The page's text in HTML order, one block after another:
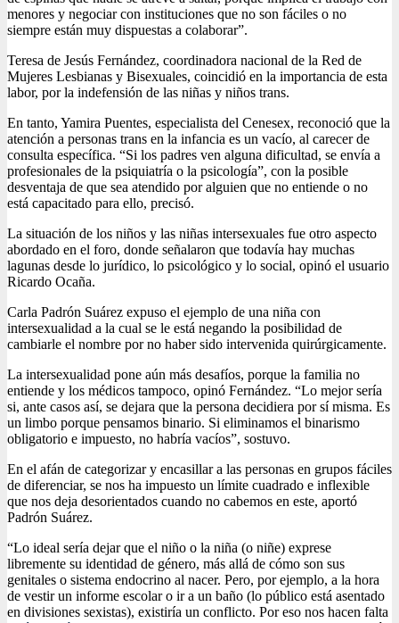
menores y negociar con instituciones que no son fáciles o no
siempre están muy dispuestas a colaborar”.
Teresa de Jesús Fernández, coordinadora nacional de la Red de
Mujeres Lesbianas y Bisexuales, coincidió en la importancia de esta
labor, por la indefensión de las niñas y niños trans.
En tanto, Yamira Puentes, especialista del Cenesex, reconoció que la
atención a personas trans en la infancia es un vacío, al carecer de
consulta específica. “Si los padres ven alguna dificultad, se envía a
profesionales de la psiquiatría o la psicología”, con la posible
desventaja de que sea atendido por alguien que no entiende o no
está capacitado para ello, precisó.
La situación de los niños y las niñas intersexuales fue otro aspecto
abordado en el foro, donde señalaron que todavía hay muchas
lagunas desde lo jurídico, lo psicológico y lo social, opinó el usuario
Ricardo Ocaña.
Carla Padrón Suárez expuso el ejemplo de una niña con
intersexualidad a la cual se le está negando la posibilidad de
cambiarle el nombre por no haber sido intervenida quirúrgicamente.
La intersexualidad pone aún más desafíos, porque la familia no
entiende y los médicos tampoco, opinó Fernández. “Lo mejor sería
si, ante casos así, se dejara que la persona decidiera por sí misma. Es
un limbo porque pensamos binario. Si eliminamos el binarismo
obligatorio e impuesto, no habría vacíos”, sostuvo.
En el afán de categorizar y encasillar a las personas en grupos fáciles
de diferenciar, se nos ha impuesto un límite cuadrado e inflexible
que nos deja desorientados cuando no cabemos en este, aportó
Padrón Suárez.
“Lo ideal sería dejar que el niño o la niña (o niñe) exprese
libremente su identidad de género, más allá de cómo son sus
genitales o sistema endocrino al nacer. Pero, por ejemplo, a la hora
de vestir un informe escolar o ir a un baño (lo público está asentado
en divisiones sexistas), existiría un conflicto. Por eso nos hacen falta